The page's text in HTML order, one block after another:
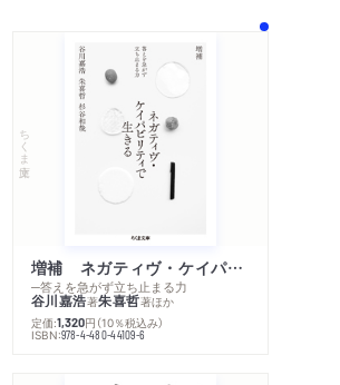
ちくま文庫
増補 ネガティヴ・ケイパビリティで生きる
─答えを急がず立ち止まる力
谷川嘉浩著朱喜哲著ほか
定価:1,320円 （10％税込み）
ISBN:978-4-480-44109-6